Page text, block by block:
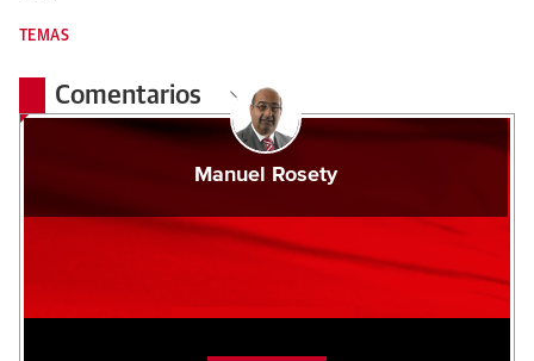
TEMAS
Comentarios
Manuel Rosety